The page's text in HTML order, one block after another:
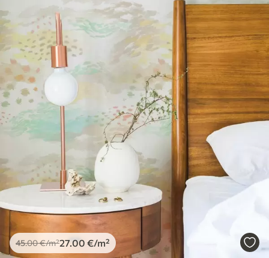
45.00€/m²27.00 €/m²